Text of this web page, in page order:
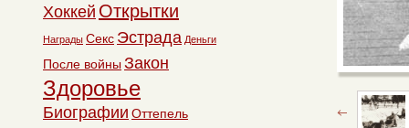
Хоккей Открытки
Награды Секс Эстрада Деньги
После войны Закон
Здоровье
Биографии Оттепель